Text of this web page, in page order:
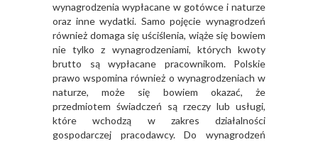
wynagrodzenia wypłacane w gotówce i naturze
oraz inne wydatki. Samo pojęcie wynagrodzeń
również domaga się uściślenia, wiąże się bowiem
nie tylko z wynagrodzeniami, których kwoty
brutto są wypłacane pracownikom. Polskie
prawo wspomina również o wynagrodzeniach w
naturze, może się bowiem okazać, że
przedmiotem świadczeń są rzeczy lub usługi,
które wchodzą w zakres działalności
gospodarczej pracodawcy. Do wynagrodzeń